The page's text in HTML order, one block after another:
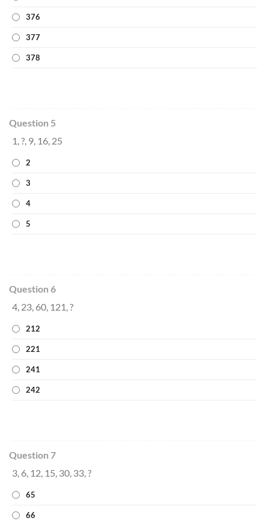
376
377
378
Question 5
1, ?, 9, 16, 25
2
3
4
5
Question 6
4, 23, 60, 121, ?
212
221
241
242
Question 7
3, 6, 12, 15, 30, 33, ?
65
66